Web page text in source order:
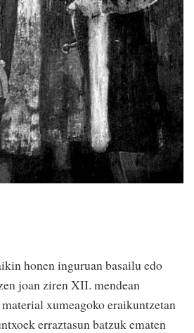
honen inguruan basailu edo
joan ziren XII. mendean
xumeagoko eraikuntzetan
erraztasun batzuk ematen